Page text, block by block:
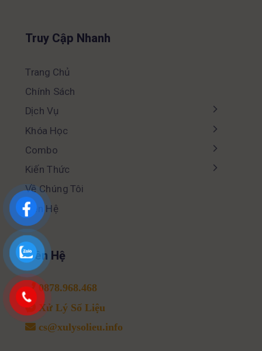
Truy Cập Nhanh
Trang Chủ
Chính Sách
Dịch Vụ
Khóa Học
Combo
Kiến Thức
Về Chúng Tôi
Liên Hệ
Liên Hệ
0878.968.468
Xử Lý Số Liệu
cs@xulysolieu.info